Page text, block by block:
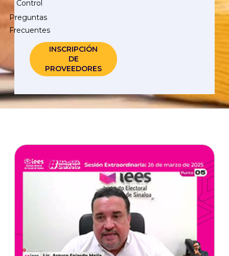
Control
Preguntas
Frecuentes
INSCRIPCIÓN
DE
PROVEEDORES